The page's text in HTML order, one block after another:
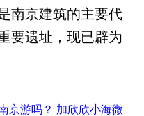
南京建筑的主要代
要遗址，现已辟为
京游吗？ 加欣欣小海微